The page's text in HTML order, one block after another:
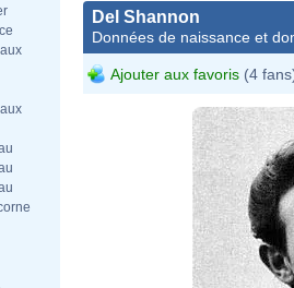
Del Shannon
Données de naissance et
Ajouter aux favoris (4